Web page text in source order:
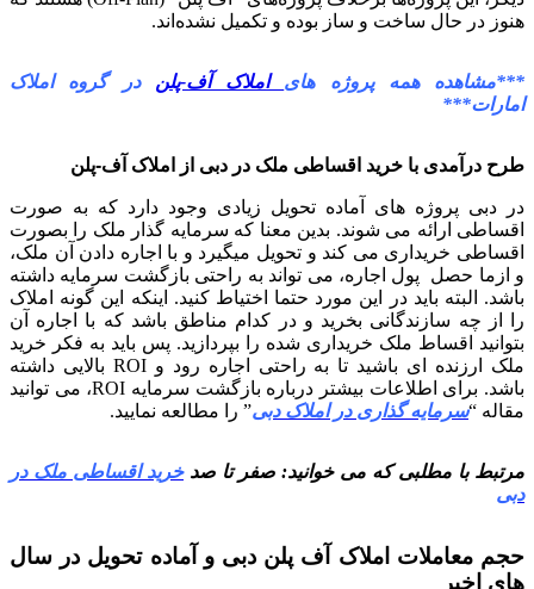
هنوز در حال ساخت و ساز بوده و تکمیل نشده‌اند.
***مشاهده همه پروژه های املاک آف-پلن در گروه املاک
امارات***
طرح درآمدی با خرید اقساطی ملک در دبی از املاک آف-پلن
در دبی پروژه های آماده تحویل زیادی وجود دارد که به صورت
اقساطی ارائه می شوند. بدین معنا که سرمایه گذار ملک را بصورت
اقساطی خریداری می کند و تحویل میگیرد و با اجاره دادن آن ملک،
و ازما حصل پول اجاره، می تواند به راحتی بازگشت سرمایه داشته
باشد. البته باید در این مورد حتما اختیاط کنید. اینکه این گونه املاک
را از چه سازندگانی بخرید و در کدام مناطق باشد که با اجاره آن
بتوانید اقساط ملک خریداری شده را بپردازید. پس باید به فکر خرید
ملک ارزنده ای باشید تا به راحتی اجاره رود و ROI بالایی داشته
باشد. برای اطلاعات بیشتر درباره بازگشت سرمایه ROI، می توانید
مقاله “سرمایه گذاری در املاک دبی” را مطالعه نمایید.
مرتبط با مطلبی که می خوانید: صفر تا صدخرید اقساطی ملک در
دبی
حجم معاملات املاک آف پلن دبی و آماده تحویل در سال
های اخیر